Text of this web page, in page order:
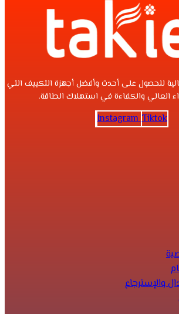
للحصول على أحدث وأفضل أجهزة التكييف التي
العالي والكفاءة في استهلاك الطاقة.
Instagram Tiktok
والإسترجاع